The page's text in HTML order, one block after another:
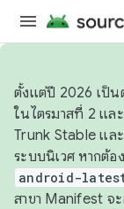
ตั้งแต่ปี 2026 เป็น
ในไตรมาสที่ 2 แล
Trunk Stable แล
ระบบนิเวศ หากต้อ
android-
สาขา Manifest จ